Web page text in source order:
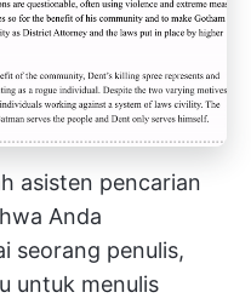
asisten pencarian
Anda
seorang penulis,
untuk menulis